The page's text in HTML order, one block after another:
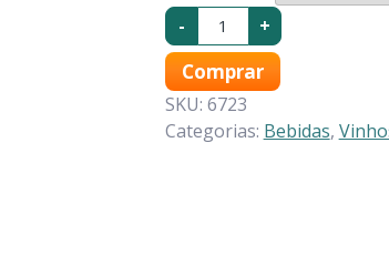
- Vinho
Chileno
Casillero
Diablo
Merlot
(1X750ML)
quantidade
+
Comprar
SKU: 6723
Categorias: Bebidas,